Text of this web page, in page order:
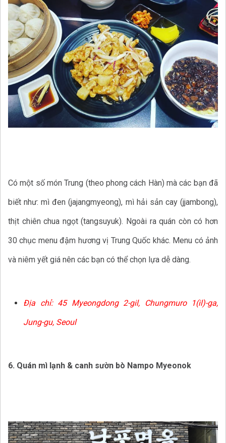
Có một số món Trung (theo phong cách Hàn) mà các bạn đã
biết như: mì đen (jajangmyeong), mì hải sản cay (jjambong),
thịt chiên chua ngọt (tangsuyuk). Ngoài ra quán còn có hơn
30 chục menu đậm hương vị Trung Quốc khác. Menu có ảnh
và niêm yết giá nên các bạn có thể chọn lựa dễ dàng.
Địa chỉ: 45 Myeongdong 2-gil, Chungmuro 1(il)-ga,
Jung-gu, Seoul
6. Quán mì lạnh & canh sườn bò Nampo Myeonok